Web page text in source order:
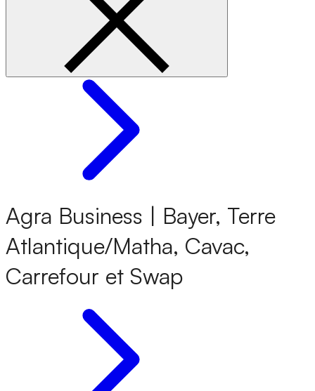
Agra Business | Bayer, Terre
Atlantique/Matha, Cavac,
Carrefour et Swap